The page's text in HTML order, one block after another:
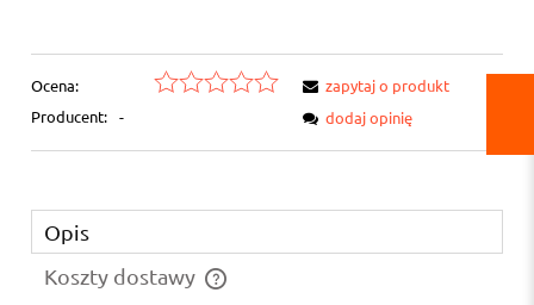
Ocena:
Producent: -
zapytaj o produkt
dodaj opinię
Opis
Koszty dostawy
Cena nie zawiera ewentualnych kosztów płatności